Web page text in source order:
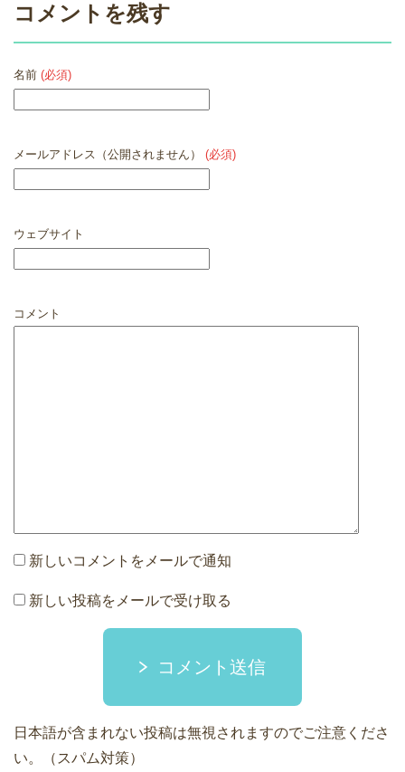
コメントを残す
名前 (必須)
メールアドレス（公開されません） (必須)
ウェブサイト
コメント
新しいコメントをメールで通知
新しい投稿をメールで受け取る
コメント送信
日本語が含まれない投稿は無視されますのでご注意くださ
い。（スパム対策）